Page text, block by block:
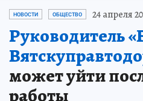
НОВОСТИ ОБЩЕСТВО 24 апреля
Руководитель
может уйти
работы